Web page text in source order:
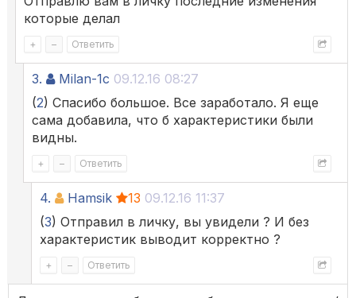
которые делал
+ – Ответить
3. Milan-1c 09.12.16 08:27
(2) Спасибо большое. Все заработало. Я еще
сама добавила, что б характеристики были
видны.
+ – Ответить
4. Hamsik 13 09.12.16 11:37
(3) Отправил в личку, вы увидели ? И без
характеристик выводит корректно ?
+ – Ответить